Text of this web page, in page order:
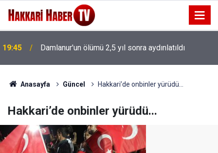
19:40
etti
Anasayfa Güncel Hakkari’de onbinler yürüdü...
Hakkari’de onbinler yürüdü...